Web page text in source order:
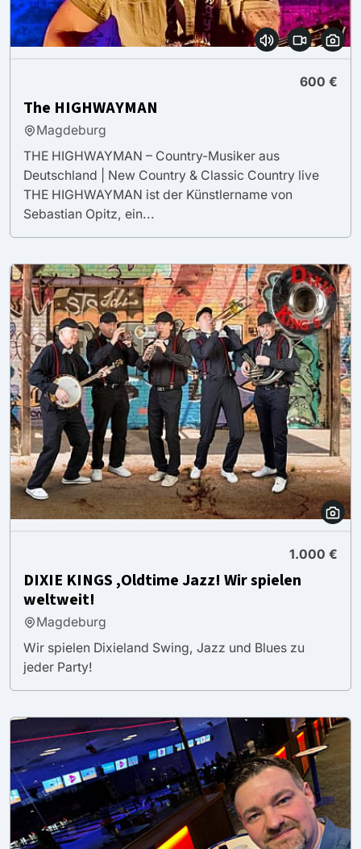
600 €
The HIGHWAYMAN
Magdeburg
THE HIGHWAYMAN – Country-Musiker aus
Deutschland | New Country & Classic Country live
THE HIGHWAYMAN ist der Künstlername von
Sebastian Opitz, ein...
1.000 €
DIXIE KINGS ,Oldtime Jazz! Wir spielen
weltweit!
Magdeburg
Wir spielen Dixieland Swing, Jazz und Blues zu
jeder Party!